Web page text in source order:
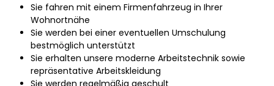
Sie fahren mit einem Firmenfahrzeug in Ihrer
Wohnortnähe
Sie werden bei einer eventuellen Umschulung
bestmöglich unterstützt
Sie erhalten unsere moderne Arbeitstechnik sowie
repräsentative Arbeitskleidung
Sie werden regelmäßig geschult